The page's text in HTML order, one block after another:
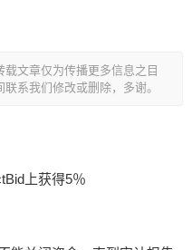
文章仅为传播更多信息之目
系我们修改或删除，多谢。
上获得5％